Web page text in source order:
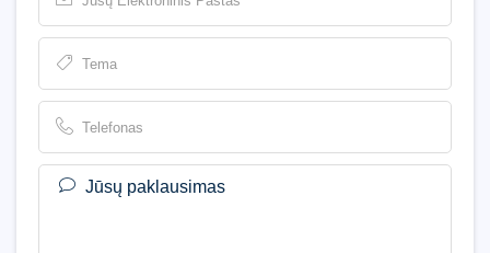
Jūsų paklausimas